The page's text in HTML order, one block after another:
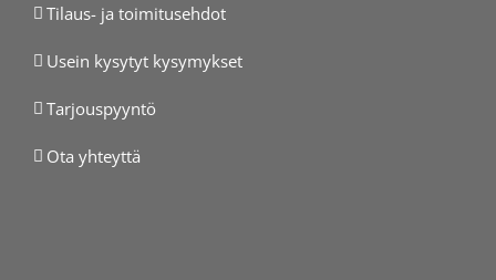
Tilaus- ja toimitusehdot
Usein kysytyt kysymykset
Tarjouspyyntö
Ota yhteyttä